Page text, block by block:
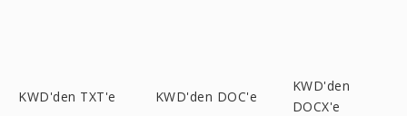
KWD'den TXT'e KWD'den DOC'e
KWD'den
DOCX'e